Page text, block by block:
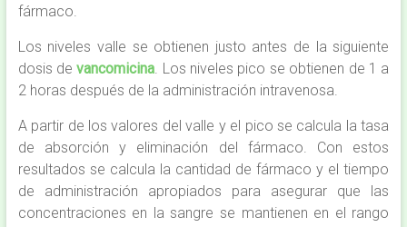
fármaco.
Los niveles valle se obtienen justo antes de la siguiente
dosis devancomicina. Los niveles pico se obtienen de 1 a
2 horas después de la administración intravenosa.
A partir de los valores del valle y el pico se calcula la tasa
de absorción y eliminación del fármaco. Con estos
resultados se calcula la cantidad de fármaco y el tiempo
de administración apropiados para asegurar que las
concentraciones en la sangre se mantienen en el rango